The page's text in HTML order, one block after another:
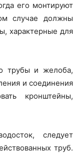
его монтируют
случае должны
характерные для
трубы и желоба,
и соединения
кронштейны,
следует
труб.